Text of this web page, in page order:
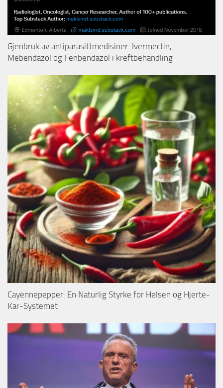
Gjenbruk av antiparasittmedisiner: Ivermectin,
Mebendazol og Fenbendazol i kreftbehandling
Cayennepepper: En Naturlig Styrke for Helsen og Hjerte-
Kar-Systemet